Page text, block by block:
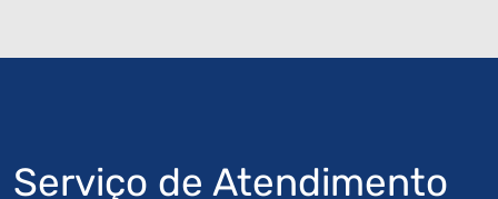
Serviço de Atendimento